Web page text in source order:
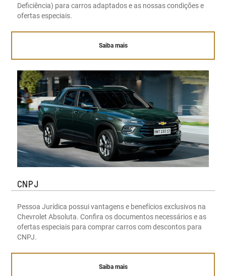
Deficiência) para carros adaptados e as nossas condições e
ofertas especiais.
Saiba mais
CNPJ
Pessoa Jurídica possui vantagens e benefícios exclusivos na
Chevrolet Absoluta. Confira os documentos necessários e as
ofertas especiais para comprar carros com descontos para
CNPJ.
Saiba mais